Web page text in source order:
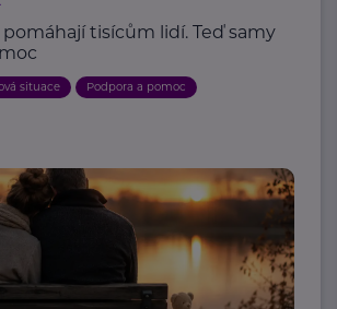
pomáhají tisícům lidí. Teď samy
situace Podpora a pomoc